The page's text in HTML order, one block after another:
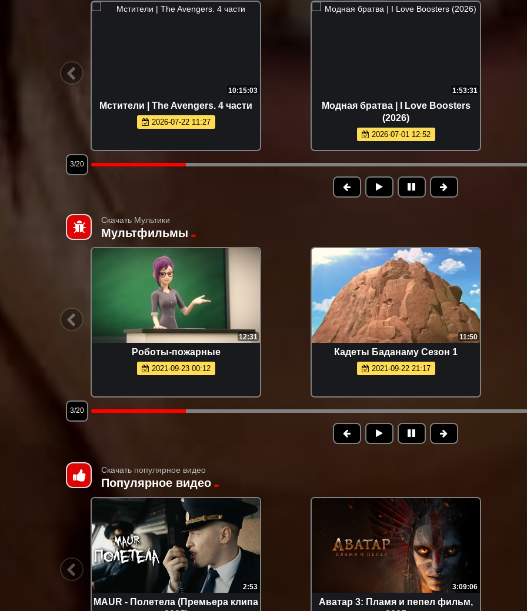
10:15:03
Мстители | The Avengers. 4 части
2026-07-22 11:27
1:53:31
Модная братва | I Love Boosters
(2026)
2026-07-01 12:52
3/20
Скачать Мультики
Мультфильмы
12:31
Роботы-пожарные
2021-09-23 00:12
11:50
Кадеты Баданаму Сезон 1
2021-09-22 21:17
3/20
Скачать популярное видео
Популярное видео
2:53
MAUR - Полетела (Премьера клипа
3:09:06
Аватар 3: Пламя и пепел фильм,